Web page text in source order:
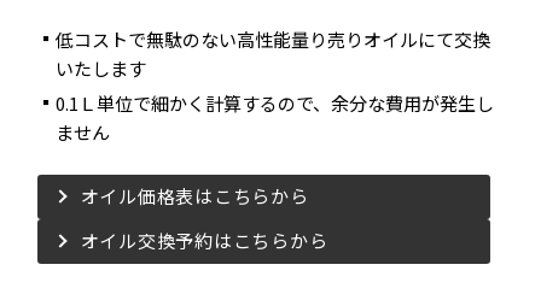
低コストで無駄のない高性能量り売りオイルにて交換
いたします
0.1Ｌ単位で細かく計算するので、余分な費用が発生し
ません
オイル価格表はこちらから
オイル交換予約はこちらから